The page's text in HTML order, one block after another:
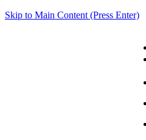
Skip to Main Content (Press Enter)